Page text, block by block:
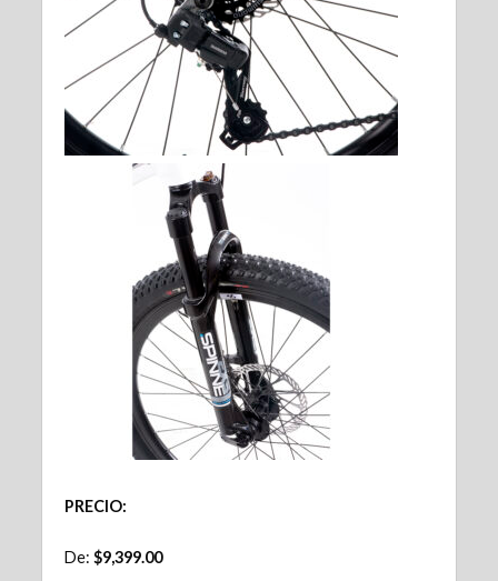
PRECIO:
De: $9,399.00